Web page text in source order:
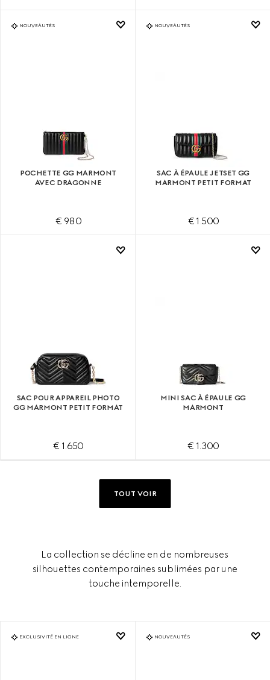
NOUVEAUTÉS
POCHETTE GG MARMONT
AVEC DRAGONNE
€ 980
NOUVEAUTÉS
SAC À ÉPAULE JETSET GG
MARMONT PETIT FORMAT
€ 1.500
SAC POUR APPAREIL PHOTO
GG MARMONT PETIT FORMAT
€ 1.650
MINI SAC À ÉPAULE GG
MARMONT
€ 1.300
TOUT VOIR
La collection se décline en de nombreuses
silhouettes contemporaines sublimées par une
touche intemporelle.
EXCLUSIVITÉ EN LIGNE NOUVEAUTÉS